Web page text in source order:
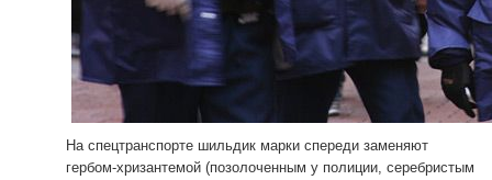
На спецтранспорте шильдик марки спереди заменяют
гербом-хризантемой (позолоченным у полиции, серебристым